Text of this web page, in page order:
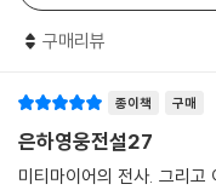
구매리뷰
종이책 구매
은하영웅전설27
미티마이어의 전사. 그리고